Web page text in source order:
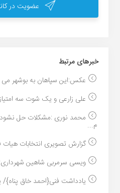
عضویت در
خبر‌های مرتبط
عکس:این سپاهان به بوشهر می
علی زارعی و یک شوت سه
محمد نوری :مشکلات حل
م...
گزارش تصویری انتخابات
ویسی سرمربی شاهین
یادداشت فنی{احمد خاق